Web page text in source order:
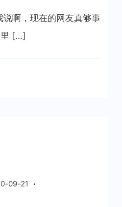
说啊，现在的网友真够事
里 […]
09-21